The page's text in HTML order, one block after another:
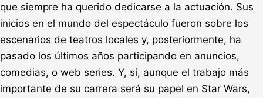
que siempre ha querido dedicarse a la actuación. Sus
inicios en el mundo del espectáculo fueron sobre los
escenarios de teatros locales y, posteriormente, ha
pasado los últimos años participando en anuncios,
comedias, o web series. Y, sí, aunque el trabajo más
importante de su carrera será su papel en Star Wars,